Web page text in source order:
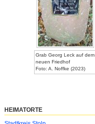
Grab Georg Leck auf dem
neuen Friedhof
Foto: A. Noffke (2023)
HEIMATORTE